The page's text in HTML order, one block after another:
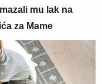
mu lak na
za Mame